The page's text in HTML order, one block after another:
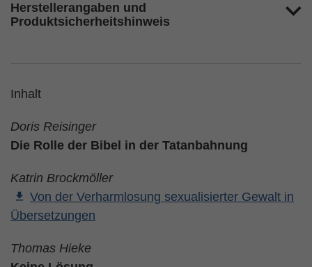
Herstellerangaben und
Produktsicherheitshinweis
Inhalt
Doris Reisinger
Die Rolle der Bibel in der Tatanbahnung
Katrin Brockmöller
Von der Verharmlosung sexualisierter Gewalt in
Übersetzungen
Thomas Hieke